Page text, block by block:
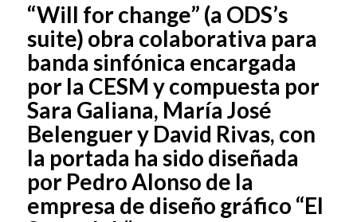
“Will for change” (a ODS’s
suite) obra colaborativa para
banda sinfónica encargada
por la CESM y compuesta por
Sara Galiana, María José
Belenguer y David Rivas, con
la portada ha sido diseñada
por Pedro Alonso de la
empresa de diseño gráfico “El